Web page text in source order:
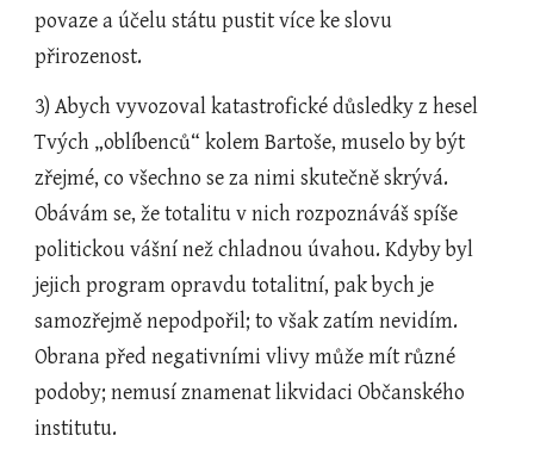
povaze a účelu státu pustit více ke slovu
přirozenost.
3) Abych vyvozoval katastrofické důsledky z hesel
Tvých „oblíbenců“ kolem Bartoše, muselo by být
zřejmé, co všechno se za nimi skutečně skrývá.
Obávám se, že totalitu v nich rozpoznáváš spíše
politickou vášní než chladnou úvahou. Kdyby byl
jejich program opravdu totalitní, pak bych je
samozřejmě nepodpořil; to však zatím nevidím.
Obrana před negativními vlivy může mít různé
podoby; nemusí znamenat likvidaci Občanského
institutu.